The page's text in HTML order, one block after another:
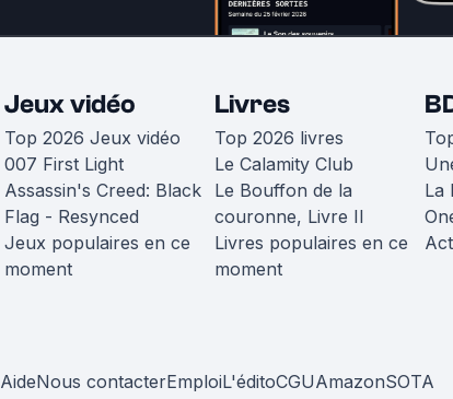
Jeux vidéo
Top 2026 Jeux vidéo
007 First Light
Assassin's Creed: Black
Flag - Resynced
Jeux populaires en ce
moment
Livres
Top 2026 livres
Le Calamity Club
Le Bouffon de la
couronne, Livre II
Livres populaires en ce
moment
La
AideNous contacterEmploiL'éditoCGUAmazonSOTA